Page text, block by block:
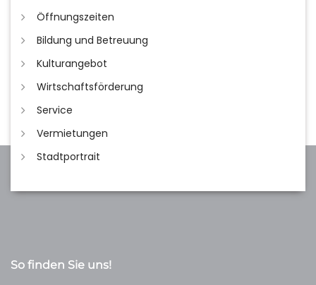
Öffnungszeiten
Bildung und Betreuung
Kulturangebot
Wirtschaftsförderung
Service
Vermietungen
Stadtportrait
So finden Sie uns!